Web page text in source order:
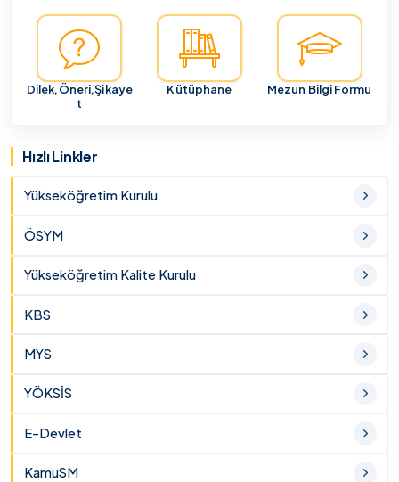
Dilek,Öneri,Şikaye
t
Kütüphane Mezun Bilgi Formu
Hızlı Linkler
Yükseköğretim Kurulu
ÖSYM
Yükseköğretim Kalite Kurulu
KBS
MYS
YÖKSİS
E-Devlet
KamuSM